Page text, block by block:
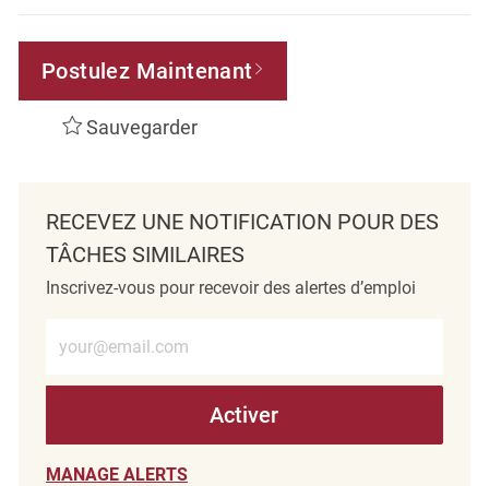
Postulez Maintenant
Sauvegarder
RECEVEZ UNE NOTIFICATION POUR DES
TÂCHES SIMILAIRES
Inscrivez-vous pour recevoir des alertes d’emploi
Activer
MANAGE ALERTS